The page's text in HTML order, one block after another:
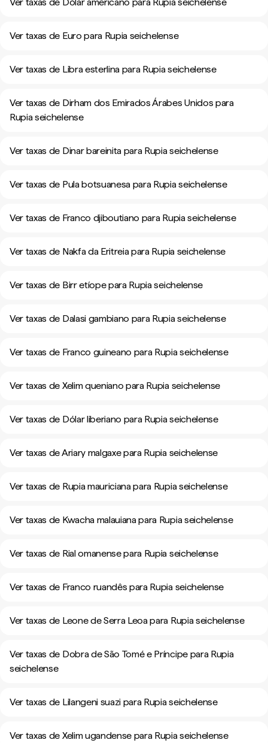
Ver taxas de Euro para Rupia seichelense
Ver taxas de Libra esterlina para Rupia seichelense
Ver taxas de Dirham dos Emirados Árabes Unidos para
Rupia seichelense
Ver taxas de Dinar bareinita para Rupia seichelense
Ver taxas de Pula botsuanesa para Rupia seichelense
Ver taxas de Franco djiboutiano para Rupia seichelense
Ver taxas de Nakfa da Eritreia para Rupia seichelense
Ver taxas de Birr etíope para Rupia seichelense
Ver taxas de Dalasi gambiano para Rupia seichelense
Ver taxas de Franco guineano para Rupia seichelense
Ver taxas de Xelim queniano para Rupia seichelense
Ver taxas de Dólar liberiano para Rupia seichelense
Ver taxas de Ariary malgaxe para Rupia seichelense
Ver taxas de Rupia mauriciana para Rupia seichelense
Ver taxas de Kwacha malauiana para Rupia seichelense
Ver taxas de Rial omanense para Rupia seichelense
Ver taxas de Franco ruandês para Rupia seichelense
Ver taxas de Leone de Serra Leoa para Rupia seichelense
Ver taxas de Dobra de São Tomé e Príncipe para Rupia
seichelense
Ver taxas de Lilangeni suazi para Rupia seichelense
Ver taxas de Xelim ugandense para Rupia seichelense